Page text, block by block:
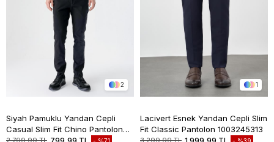
2
Siyah Pamuklu Yandan Cepli
Casual Slim Fit Chino Pantolon
1
Lacivert Esnek Yandan Cepli Slim
Fit Classic Pantolon 1003245313